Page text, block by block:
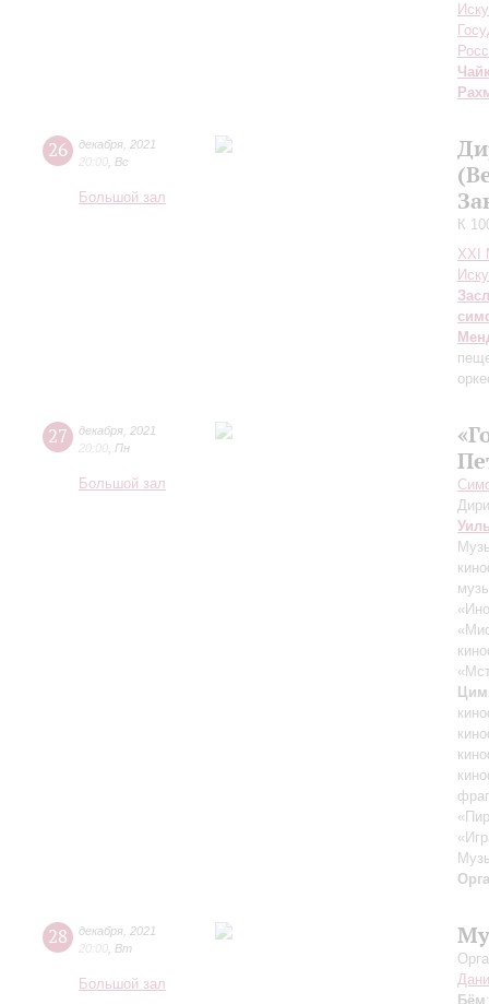
26 декабря 2021
20:00 Вс
Большой зал
К
XXI
27 декабря 2021
20:00 Пн
Большой зал
28 декабря 2021
20:00 Вт
Большой зал
Бём